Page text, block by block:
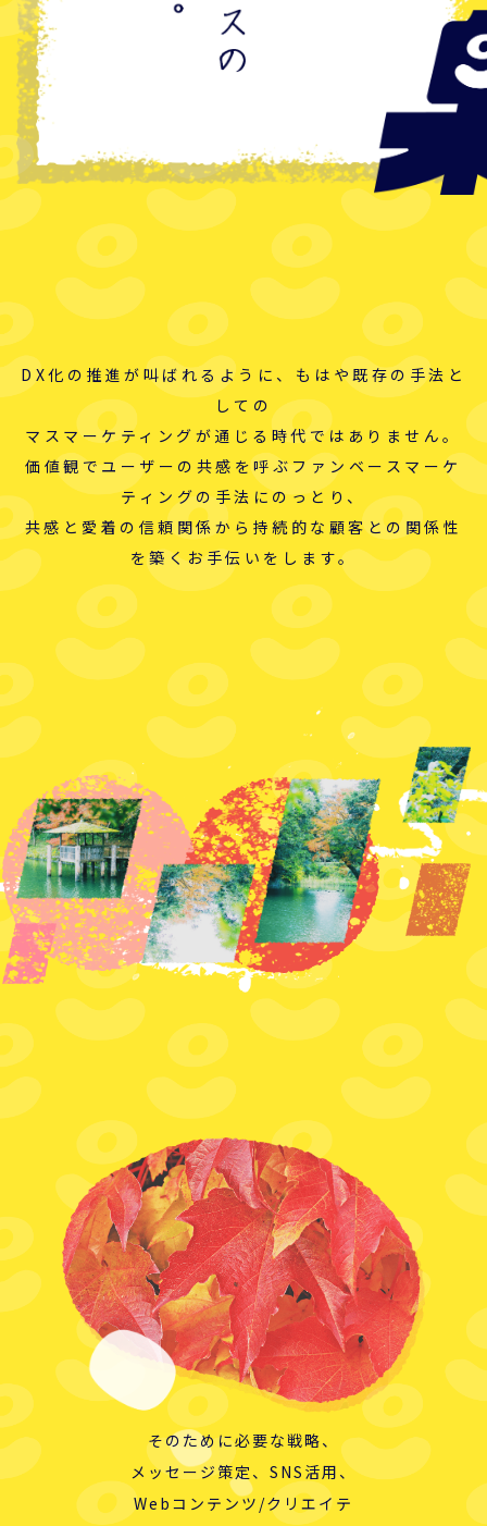
DX化の推進が叫ばれるように、もはや既存の手法と
しての
マスマーケティングが通じる時代ではありません。
価値観でユーザーの共感を呼ぶファンベースマーケ
ティングの手法にのっとり、
共感と愛着の信頼関係から持続的な顧客との関係性
を築くお手伝いをします。
そのために必要な戦略、
メッセージ策定、SNS活用、
Webコンテンツ/クリエイテ